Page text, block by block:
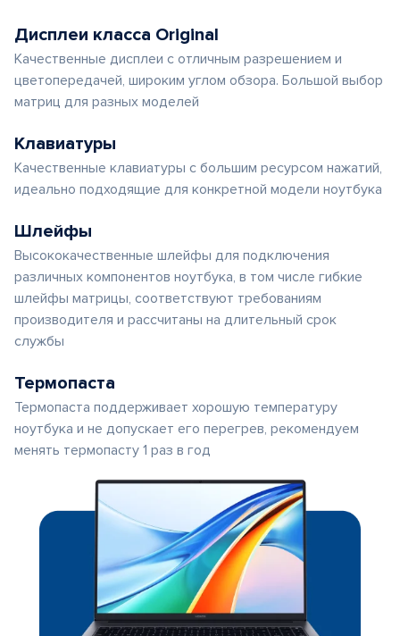
Дисплеи класса Original
Качественные дисплеи с отличным разрешением и
цветопередачей, широким углом обзора. Большой выбор
матриц для разных моделей
Клавиатуры
Качественные клавиатуры с большим ресурсом нажатий,
идеально подходящие для конкретной модели ноутбука
Шлейфы
Высококачественные шлейфы для подключения
различных компонентов ноутбука, в том числе гибкие
шлейфы матрицы, соответствуют требованиям
производителя и рассчитаны на длительный срок
службы
Термопаста
Термопаста поддерживает хорошую температуру
ноутбука и не допускает его перегрев, рекомендуем
менять термопасту 1 раз в год